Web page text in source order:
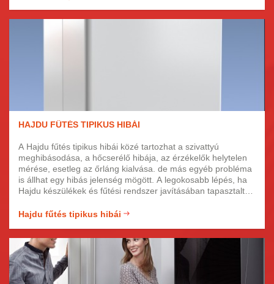
HAJDU FŰTÉS TIPIKUS HIBÁI
A Hajdu fűtés tipikus hibái közé tartozhat a szivattyú
meghibásodása, a hőcserélő hibája, az érzékelők helytelen
mérése, esetleg az őrláng kialvása. de más egyéb probléma
is állhat egy hibás jelenség mögött. A legokosabb lépés, ha
Hajdu készülékek és fűtési rendszer javításában tapasztalt
fényképes igazolvánnyal rendelkező, képzett szakemberek,
Hajdu fűtés tipikus hibái